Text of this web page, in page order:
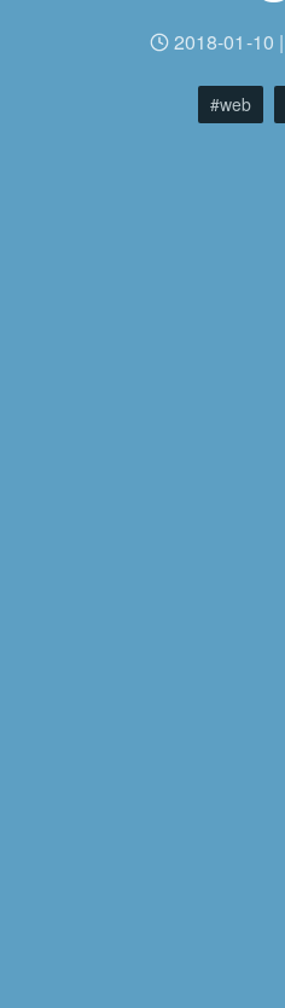
2018-01-10 |
web